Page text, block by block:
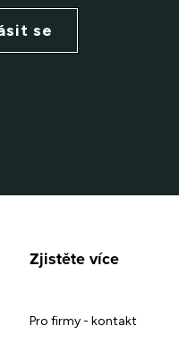
se
Zjistěte více
Pro firmy - kontakt